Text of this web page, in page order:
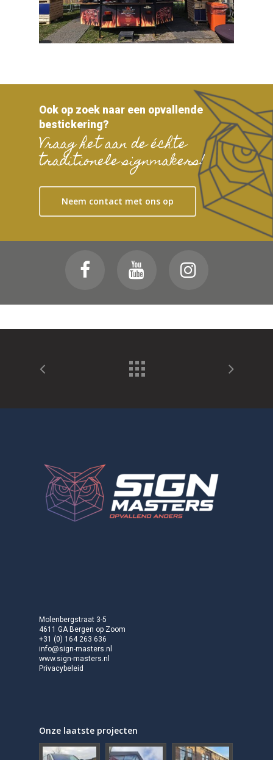
Ook op zoek naar een opvallende
bestickering?
Vraag het aan de échte
traditionele signmakers!
Neem contact met ons op
Molenbergstraat 3-5
4611 GA Bergen op Zoom
+31 (0) 164 263 636
info@sign-masters.nl
www.sign-masters.nl
Privacybeleid
Onze laatste projecten